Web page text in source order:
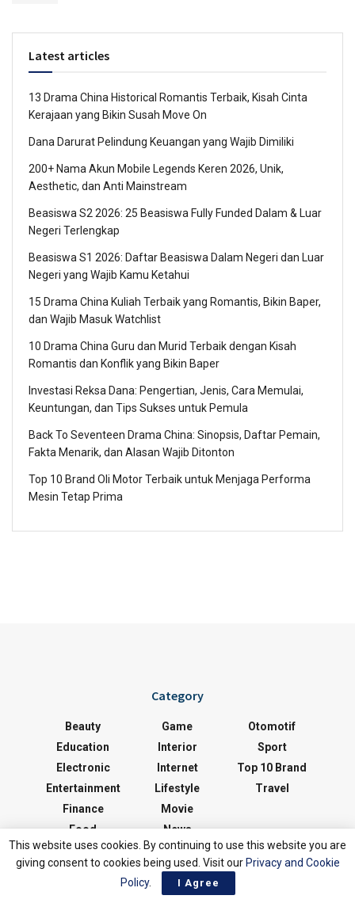
Latest articles
13 Drama China Historical Romantis Terbaik, Kisah Cinta
Kerajaan yang Bikin Susah Move On
Dana Darurat Pelindung Keuangan yang Wajib Dimiliki
200+ Nama Akun Mobile Legends Keren 2026, Unik,
Aesthetic, dan Anti Mainstream
Beasiswa S2 2026: 25 Beasiswa Fully Funded Dalam & Luar
Negeri Terlengkap
Beasiswa S1 2026: Daftar Beasiswa Dalam Negeri dan Luar
Negeri yang Wajib Kamu Ketahui
15 Drama China Kuliah Terbaik yang Romantis, Bikin Baper,
dan Wajib Masuk Watchlist
10 Drama China Guru dan Murid Terbaik dengan Kisah
Romantis dan Konflik yang Bikin Baper
Investasi Reksa Dana: Pengertian, Jenis, Cara Memulai,
Keuntungan, dan Tips Sukses untuk Pemula
Back To Seventeen Drama China: Sinopsis, Daftar Pemain,
Fakta Menarik, dan Alasan Wajib Ditonton
Top 10 Brand Oli Motor Terbaik untuk Menjaga Performa
Mesin Tetap Prima
Category
Beauty
Education
Electronic
Entertainment
Finance
Food
Game
Interior
Internet
Lifestyle
Movie
News
Otomotif
Sport
Top 10 Brand
Travel
This website uses cookies. By continuing to use this website you are
giving consent to cookies being used. Visit our Privacy and Cookie
Policy. I Agree